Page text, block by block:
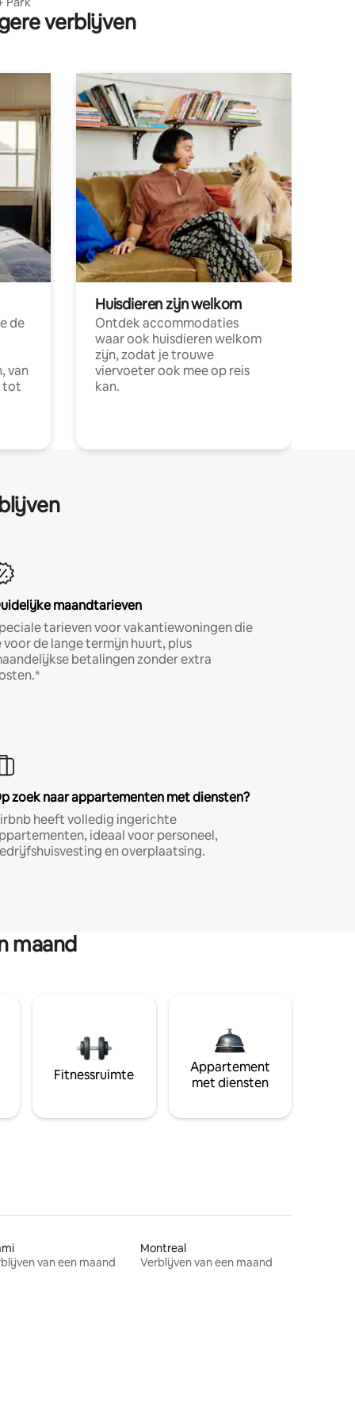
verblijven
de
van
tot
Huisdieren zijn welkom
Ontdek accommodaties
waar ook huisdieren welkom
zijn, zodat je trouwe
viervoeter ook mee op reis
kan.
maandtarieven
tarieven voor vakantiewoningen die
voor de lange termijn huurt, plus
betalingen zonder extra
zoek naar appartementen met diensten?
heeft volledig ingerichte
ideaal voor personeel,
en overplaatsing.
maand
Fitnessruimte
Appartement
met diensten
van een maand
Montreal
Verblijven van een maand